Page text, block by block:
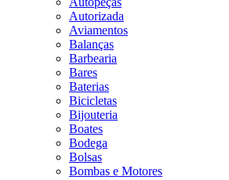
Autorizada
Aviamentos
Balanças
Barbearia
Bares
Baterias
Bicicletas
Bijouteria
Boates
Bodega
Bolsas
Bombas e Motores